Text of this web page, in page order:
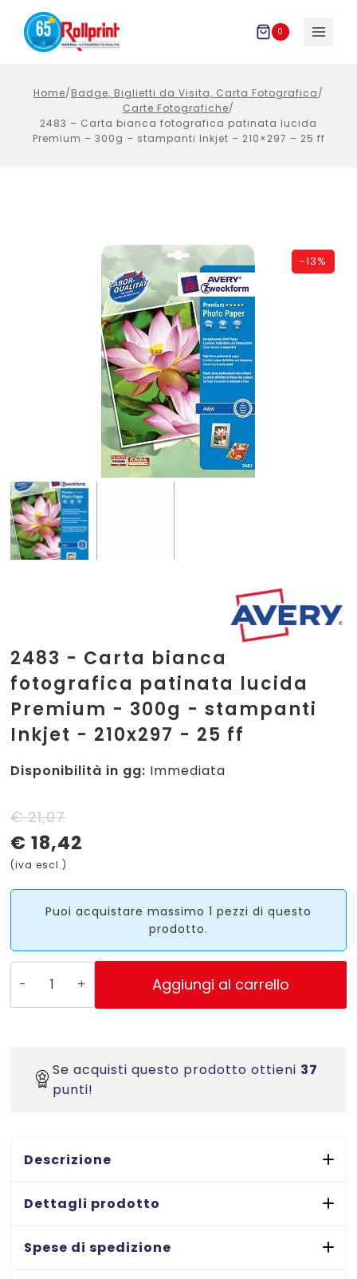
Salta
contenuto
0
Home/Badge, Biglietti da Visita, Carta Fotografica/
Carte Fotografiche/
2483 – Carta bianca fotografica patinata lucida
Premium – 300g – stampanti Inkjet – 210×297 – 25 ff
-13%
2483 - Carta bianca
fotografica patinata lucida
Premium - 300g - stampanti
Inkjet - 210x297 - 25 ff
Disponibilità in gg: Immediata
€21,07
Il
prezzo
originale
era:
€ 18,42
Il
prezzo
attuale
(iva escl.)
Puoi acquistare massimo 1 pezzi di questo
prodotto.
2483
patinata
lucida
300g
stampanti
210x297
Aggiungi al carrello
Se acquisti questo prodotto ottieni 37
punti!
Descrizione
Dettagli prodotto
Spese di spedizione